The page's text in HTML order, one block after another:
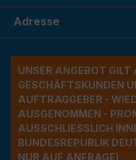
Adresse
UNSER ANGEBOT GILT
ESCHÄFTSKUNDEN
UFTRAGGEBER -
USGENOMMEN -
USSCHLIESSLICH
NDESREPUBLIK
R AUF ANFRAGE)